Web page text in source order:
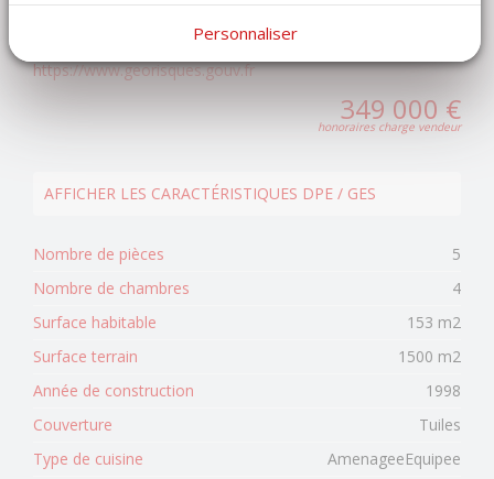
Les informations sur les risques auxquels ce bien est
https://www.georisques.gouv.fr
349 000 €
honoraires charge vendeur
AFFICHER LES CARACTÉRISTIQUES DPE / GES
Nombre de pièces
5
Nombre de chambres
4
Surface habitable
153 m2
Surface terrain
1500 m2
Année de construction
1998
Couverture
Tuiles
Type de cuisine
AmenageeEquipee
Personnaliser